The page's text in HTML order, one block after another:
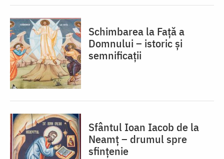
Schimbarea la Față a
Domnului – istoric și
semnificații
Sfântul Ioan Iacob de la
Neamț – drumul spre
sfințenie